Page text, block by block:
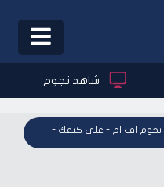
Toggle
شاهد نجوم
- نجوم اف ام - على كيفك نجوم